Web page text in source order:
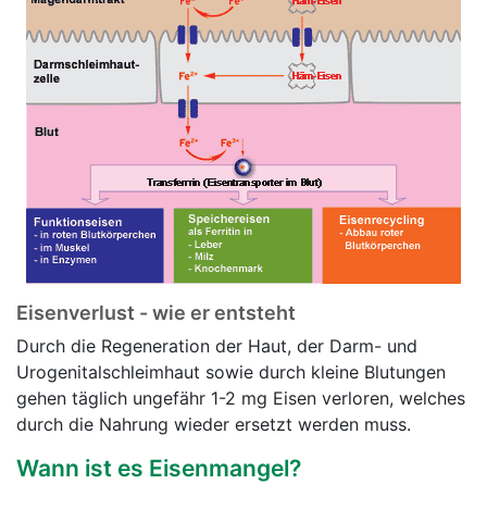
Eisenverlust - wie er entsteht
Durch die Regeneration der Haut, der Darm- und
Urogenitalschleimhaut sowie durch kleine Blutungen
gehen täglich ungefähr 1-2 mg Eisen verloren, welches
durch die Nahrung wieder ersetzt werden muss.
Wann ist es Eisenmangel?